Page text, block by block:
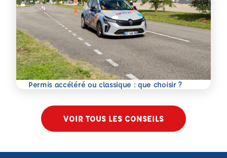
Permis accéléré ou classique : que choisir ?
En savoir plus
VOIR TOUS LES CONSEILS